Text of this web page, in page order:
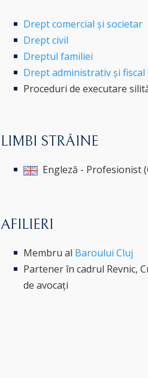
Drept comercial și societar
Drept civil
Dreptul familiei
Drept administrativ și fiscal
Proceduri de executare
LIMBI STRĂINE
Engleză - Profesionist
AFILIERI
Membru al Baroului Cluj
Partener în cadrul Revnic,
de avocați